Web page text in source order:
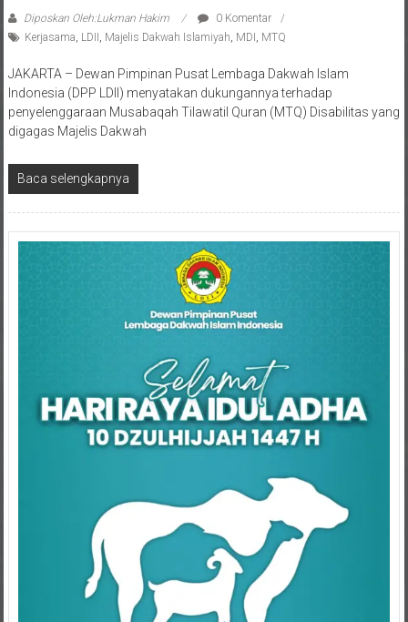
Kerjasama,LDII,Majelis Dakwah Islamiyah,MDI,MTQ
Indonesia (DPP LDII) menyatakan dukungannya terhadap
penyelenggaraan Musabaqah Tilawatil Quran (MTQ) Disabilitas yang
digagas Majelis Dakwah